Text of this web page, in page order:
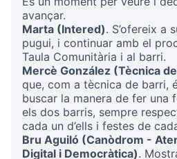
avançar.
Marta (Intered). S’ofereix a
pugui, i continuar amb el
Taula Comunitària i al barri.
Mercè González (Tècnica
que, com a tècnica de barri,
buscar la manera de fer una
els dos barris, sempre
cada un d’ells i festes de
Bru Aguiló (Canòdrom -
Digital i Democràtica).